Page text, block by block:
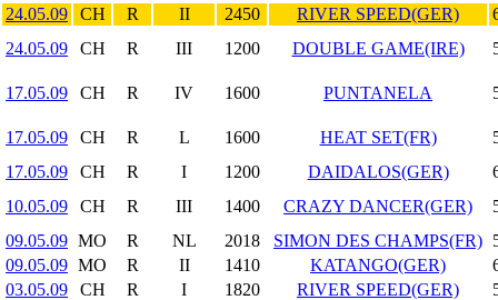
24.05.09
CH R II 2450 RIVER SPEED(GER)
24.05.09
CH R III 1200 DOUBLE GAME(IRE)
17.05.09 CH R IV 1600 PUNTANELA
17.05.09 CH R L 1600 HEAT SET(FR)
17.05.09
CH R I 1200 DAIDALOS(GER)
10.05.09
CH R III 1400 CRAZY DANCER(GER)
09.05.09 MO R NL 2018 SIMON DES CHAMPS(FR)
09.05.09 MO R II 1410 KATANGO(GER)
03.05.09
CH R I 1820 RIVER SPEED(GER)